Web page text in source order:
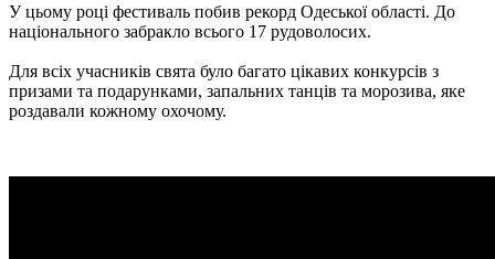
У цьому році фестиваль побив рекорд Одеської області. До
національного забракло всього 17 рудоволосих.
Для всіх учасників свята було багато цікавих конкурсів з
призами та подарунками, запальних танців та морозива, яке
роздавали кожному охочому.